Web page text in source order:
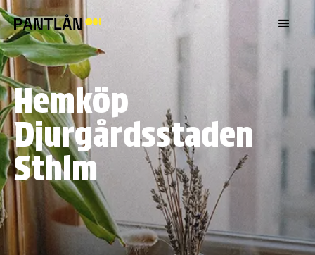
Hemköp
Djurgårdsstaden
Sthlm